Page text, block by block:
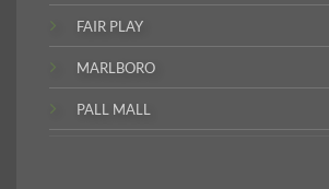
FAIR PLAY
MARLBORO
PALL MALL